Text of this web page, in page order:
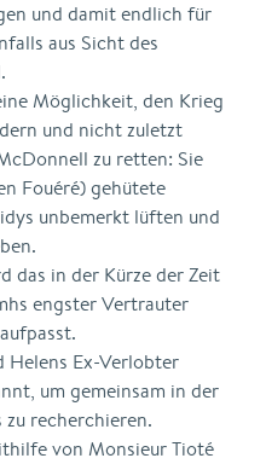
und damit endlich für
aus Sicht des
Möglichkeit, den Krieg
und nicht zuletzt
zu retten: Sie
Fouéré) gehütete
unbemerkt lüften und
das in der Kürze der Zeit
engster Vertrauter
Helens Ex-Verlobter
um gemeinsam in der
recherchieren.
von Monsieur Tioté